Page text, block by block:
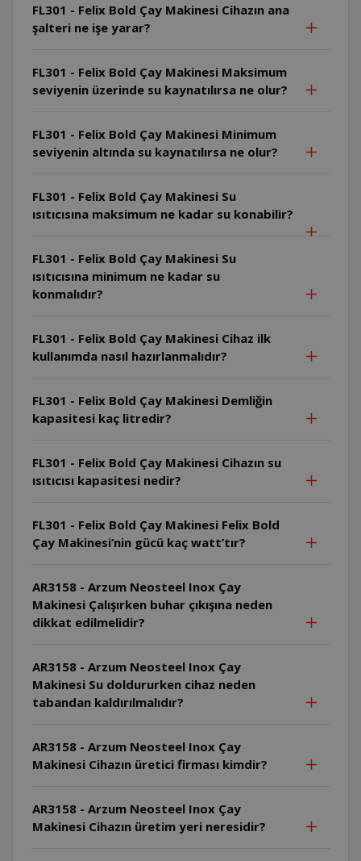
FL301 - Felix Bold Çay Makinesi Cihazın ana
şalteri ne işe yarar?
FL301 - Felix Bold Çay Makinesi Maksimum
seviyenin üzerinde su kaynatılırsa ne olur?
FL301 - Felix Bold Çay Makinesi Minimum
seviyenin altında su kaynatılırsa ne olur?
FL301 - Felix Bold Çay Makinesi Su
ısıtıcısına maksimum ne kadar su konabilir?
FL301 - Felix Bold Çay Makinesi Su
ısıtıcısına minimum ne kadar su
konmalıdır?
FL301 - Felix Bold Çay Makinesi Cihaz ilk
kullanımda nasıl hazırlanmalıdır?
FL301 - Felix Bold Çay Makinesi Demliğin
kapasitesi kaç litredir?
FL301 - Felix Bold Çay Makinesi Cihazın su
ısıtıcısı kapasitesi nedir?
FL301 - Felix Bold Çay Makinesi Felix Bold
Çay Makinesi’nin gücü kaç watt’tır?
AR3158 - Arzum Neosteel Inox Çay
Makinesi Çalışırken buhar çıkışına neden
dikkat edilmelidir?
AR3158 - Arzum Neosteel Inox Çay
Makinesi Su doldururken cihaz neden
tabandan kaldırılmalıdır?
AR3158 - Arzum Neosteel Inox Çay
Makinesi Cihazın üretici firması kimdir?
AR3158 - Arzum Neosteel Inox Çay
Makinesi Cihazın üretim yeri neresidir?